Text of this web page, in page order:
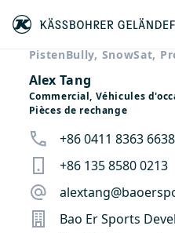
PistenBully, SnowSat,
Alex Tang
Commercial, Véhicules
Pièces de rechange
+86 0411 8363 6638
+86 135 8580 0213
Bao Er Sports